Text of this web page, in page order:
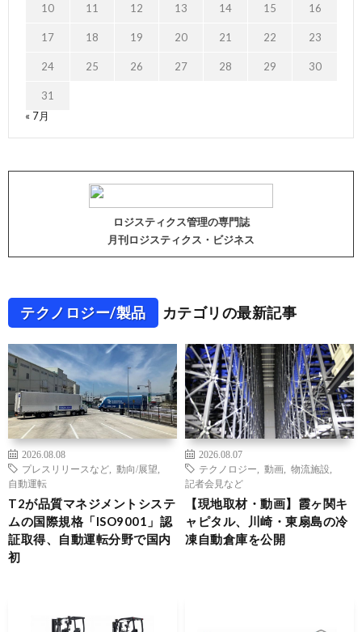
10 11 12 13 14 15 16
17 18 19 20 21 22 23
24 25 26 27 28 29 30
31
« 7月
ロジスティクス管理の専門誌
月刊ロジスティクス・ビジネス
テクノロジー/製品 カテゴリの最新記事
2026.08.08
プレスリリースなど
動向/展望
自動運転
T2が品質マネジメントシステ
ムの国際規格「ISO9001」認
証取得、自動運転分野で国内
初
2026.08.07
テクノロジー
動画 物流施設
記者会見など
【現地取材・動画】霞ヶ関キ
ャピタル、川崎・東扇島の冷
凍自動倉庫を公開